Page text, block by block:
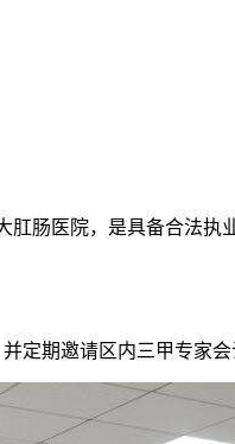
肠医院，是具备合法
定期邀请区内三甲专家